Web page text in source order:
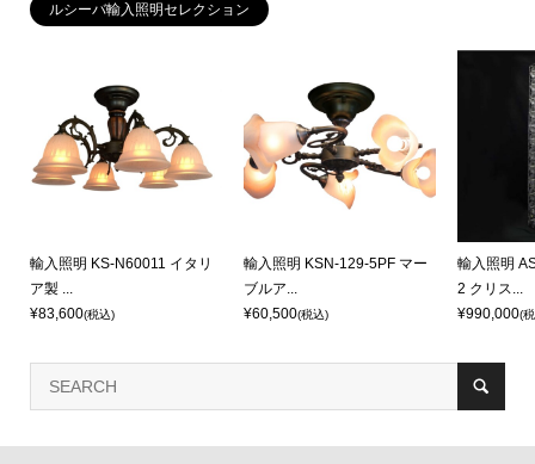
ルシーバ輸入照明セレクション
輸入照明 KS-N60011 イタリ
ア製 ...
¥83,600(税込)
輸入照明 KSN-129-5PF マー
ブルア...
¥60,500(税込)
輸入照明
2 クリス...
¥990,000(